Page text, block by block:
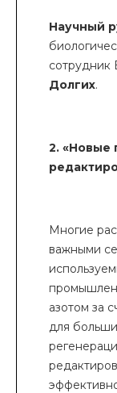
Научный
Долгих.
2. «Новые
Многие
важными
азотом за
для